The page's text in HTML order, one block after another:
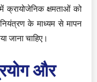
क्रायोजेनिक क्षमताओं को
के माध्यम से मापन
जाना चाहिए।
और